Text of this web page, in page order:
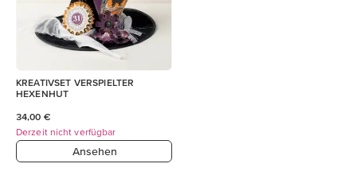
KREATIVSET VERSPIELTER
HEXENHUT
34,00 €
Derzeit nicht verfügbar
Ansehen